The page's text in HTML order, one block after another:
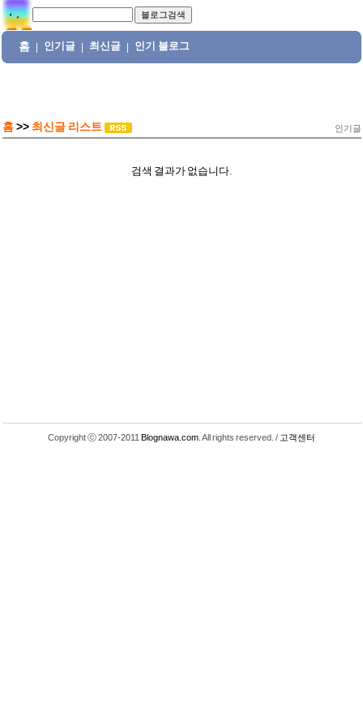
홈 인기글 최신글 인기 블로그
홈 >> 최신글 리스트 인기글
검색 결과가 없습니다.
Copyright ⓒ 2007-2011 Blognawa.com . All rights reserved. / 고객센터